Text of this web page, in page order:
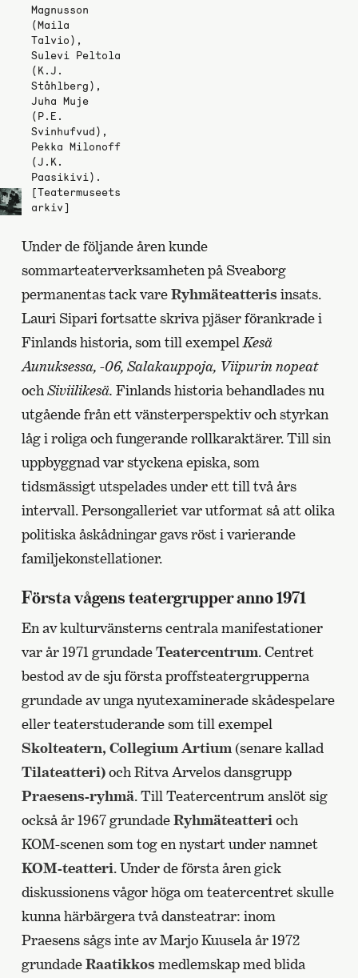
Magnusson
(Maila
Talvio),
Sulevi Peltola
(K.J.
Ståhlberg),
Juha Muje
(P.E.
Svinhufvud),
Pekka Milonoff
(J.K.
Paasikivi).
[Teatermuseets
arkiv]
Under de följande åren kunde
sommarteaterverksamheten på Sveaborg
permanentas tack vareRyhmäteatteris insats.
Lauri Sipari fortsatte skriva pjäser förankrade i
Finlands historia, som till exempelKesä
Aunuksessa, -06, Salakauppoja, Viipurin nopeat
ochSiviilikesä. Finlands historia behandlades nu
utgående från ett vänsterperspektiv och styrkan
låg i roliga och fungerande rollkaraktärer. Till sin
uppbyggnad var styckena episka, som
tidsmässigt utspelades under ett till två års
intervall. Persongalleriet var utformat så att olika
politiska åskådningar gavs röst i varierande
familjekonstellationer.
Första vågens teatergrupper anno 1971
En av kulturvänsterns centrala manifestationer
var år 1971 grundadeTeatercentrum. Centret
bestod av de sju första proffsteatergrupperna
grundade av unga nyutexaminerade skådespelare
eller teaterstuderande som till exempel
Skolteatern, Collegium Artium (senare kallad
Tilateatteri)och Ritva Arvelos dansgrupp
Praesens-ryhmä. Till Teatercentrum anslöt sig
också år 1967 grundadeRyhmäteatteri och
KOM-scenen som tog en nystart under namnet
KOM-teatteri. Under de första åren gick
diskussionens vågor höga om teatercentret skulle
kunna härbärgera två dansteatrar: inom
Praesens sågs inte av Marjo Kuusela år 1972
grundadeRaatikkos medlemskap med blida